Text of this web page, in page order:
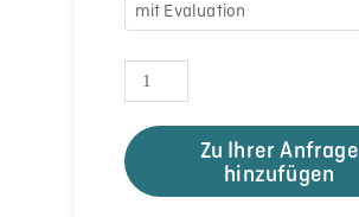
Zu Ihrer Anfrage
hinzufügen